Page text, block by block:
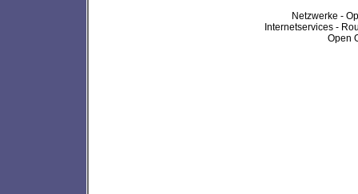
Netzwerke -
Internetservices -
Open